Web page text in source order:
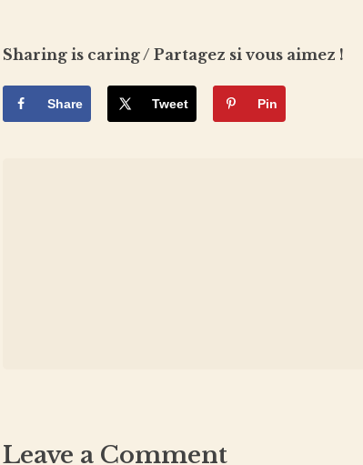
Sharing is caring / Partagez si vous aimez !
Share Tweet Pin
Leave a Comment